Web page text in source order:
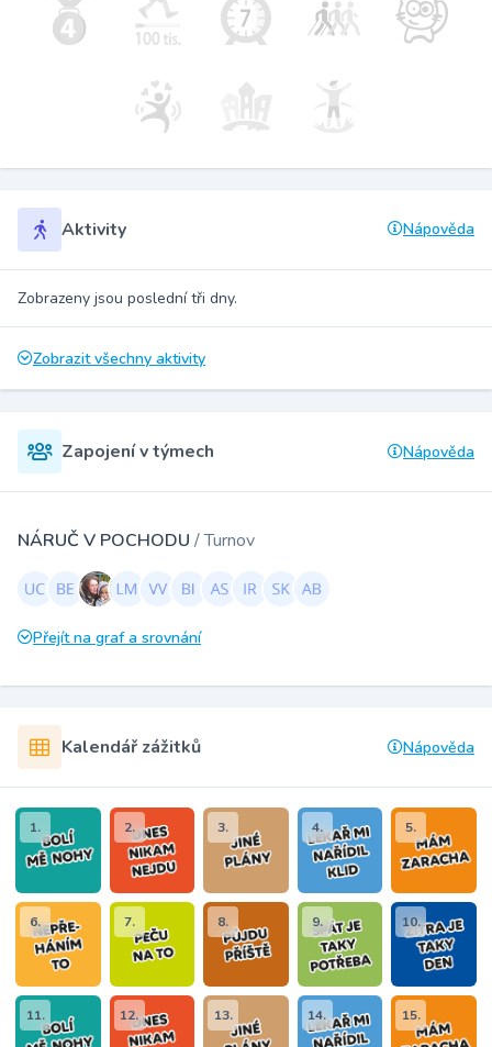
Aktivity Nápověda
Zobrazeny jsou poslední tři dny.
Zobrazit všechny aktivity
Zapojení v týmech Nápověda
NÁRUČ V POCHODU / Turnov
Přejít na graf a srovnání
Kalendář zážitků Nápověda
1. 2. 3. 4. 5.
6. 7. 8. 9. 10.
11. 12. 13. 14. 15.